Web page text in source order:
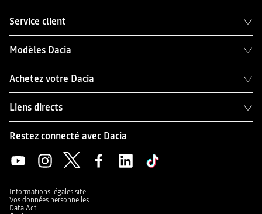
Service client
Modèles Dacia
Achetez votre Dacia
Liens directs
Restez connecté avec Dacia
Informations légales site
Vos données personnelles
Data Act